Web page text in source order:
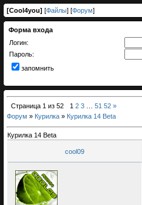
[Cool4you] [Файлы] [Форум]
Форма входа
Логин:
Пароль:
запомнить
Страница 1 из 52 1 2 3 51 52 »
Форум » Курилка » Курилка 14 Beta
Курилка 14 Beta
cool09